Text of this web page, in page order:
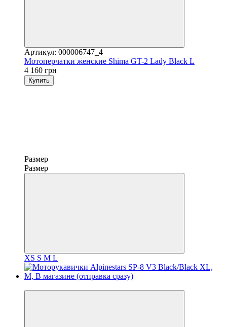
Артикул: 000006747_4
Мотоперчатки женские Shima GT-2 Lady Black L
4 160 грн
Купить
Размер
Размер
XS S M L